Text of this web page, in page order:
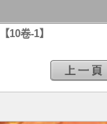
10卷-1】